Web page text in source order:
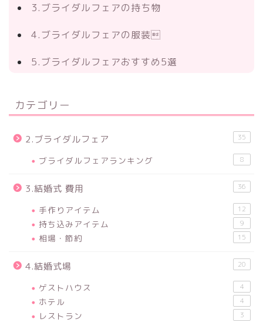
3.ブライダルフェアの持ち物
4.ブライダルフェアの服装
5.ブライダルフェアおすすめ5選
カテゴリー
2.ブライダルフェア 35
ブライダルフェアランキング 8
3.結婚式 費用 36
手作りアイテム 12
持ち込みアイテム 9
相場・節約 15
4.結婚式場 20
ゲストハウス 4
ホテル 4
レストラン 3